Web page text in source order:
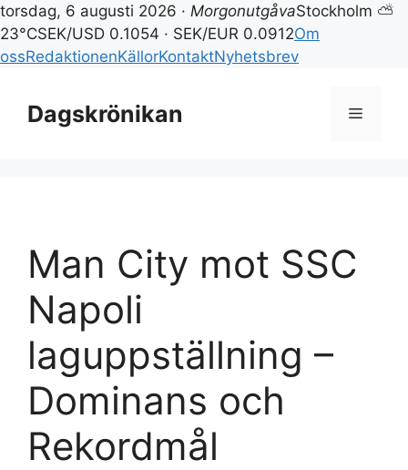
torsdag, 6 augusti 2026 · MorgonutgåvaStockholm ⛅
23°CSEK/USD 0.1054 · SEK/EUR 0.0912Om
ossRedaktionenKällorKontaktNyhetsbrev
innehållDagskrönikan Meny
Man City mot SSC
Napoli
laguppställning –
Dominans och
Rekordmål